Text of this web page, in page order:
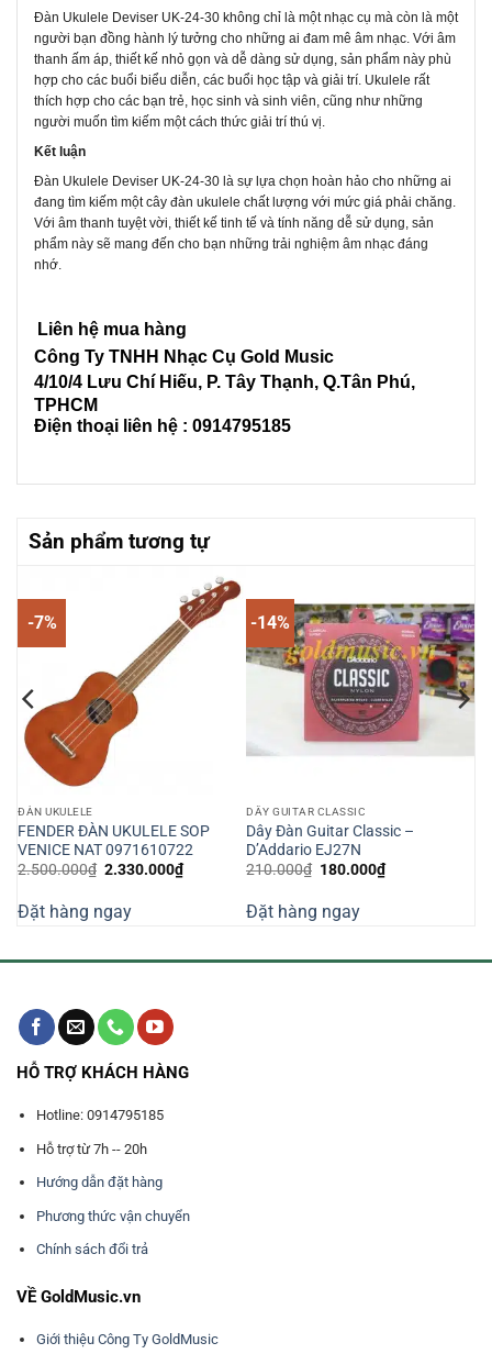
Đàn Ukulele Deviser UK-24-30 không chỉ là một nhạc cụ mà còn là một
người bạn đồng hành lý tưởng cho những ai đam mê âm nhạc. Với âm
thanh ấm áp, thiết kế nhỏ gọn và dễ dàng sử dụng, sản phẩm này phù
hợp cho các buổi biểu diễn, các buổi học tập và giải trí. Ukulele rất
thích hợp cho các bạn trẻ, học sinh và sinh viên, cũng như những
người muốn tìm kiếm một cách thức giải trí thú vị.
Kết luận
Đàn Ukulele Deviser UK-24-30 là sự lựa chọn hoàn hảo cho những ai
đang tìm kiếm một cây đàn ukulele chất lượng với mức giá phải chăng.
Với âm thanh tuyệt vời, thiết kế tinh tế và tính năng dễ sử dụng, sản
phẩm này sẽ mang đến cho bạn những trải nghiệm âm nhạc đáng
nhớ.
Liên hệ mua hàng
Công Ty TNHH Nhạc Cụ Gold Music
4/10/4 Lưu Chí Hiếu, P. Tây Thạnh, Q.Tân Phú,
TPHCM
Điện thoại liên hệ : 0914795185
Sản phẩm tương tự
-7%
ĐÀN UKULELE
FENDER ĐÀN UKULELE SOP
VENICE NAT 0971610722
2.500.000₫ Giá
2.500.000₫.
2.330.000₫Giá
hiện
2.330.000₫.
Đặt hàng ngay
-14%
DÂY GUITAR CLASSIC
Dây Đàn Guitar Classic –
D’Addario EJ27N
210.000₫ Giá
210.000₫.
180.000₫Giá
hiện
Đặt hàng ngay
HỖ TRỢ KHÁCH HÀNG
Hotline: 0914795185
Hỗ trợ từ 7h -- 20h
Hướng dẫn đặt hàng
Phương thức vận chuyển
Chính sách đổi trả
VỀ GoldMusic.vn
Giới thiệu Công Ty GoldMusic